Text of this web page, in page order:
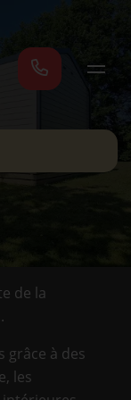
de la
grâce à des
les